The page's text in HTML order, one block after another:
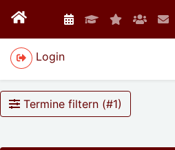
Login
Termine filtern (#1)